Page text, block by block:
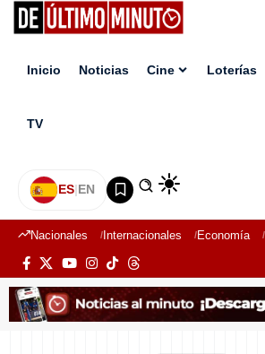
Inicio Noticias Cine Loterías
TV
ES|EN
Nacionales Internacionales Economía